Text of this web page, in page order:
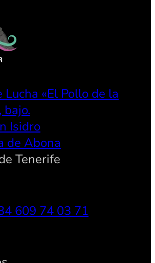
Lucha «El Pollo de la
bajo.
Isidro
de Abona
Tenerife
609 74 03 71